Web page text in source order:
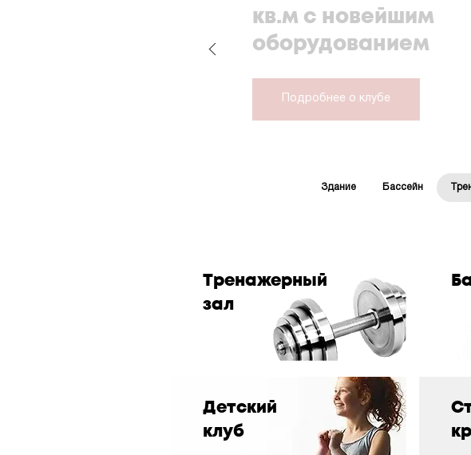
кв.м с новейшим
оборудованием
Подробнее о клубе
Здание Бассейн
Тренажерный
зал
Детский
клуб